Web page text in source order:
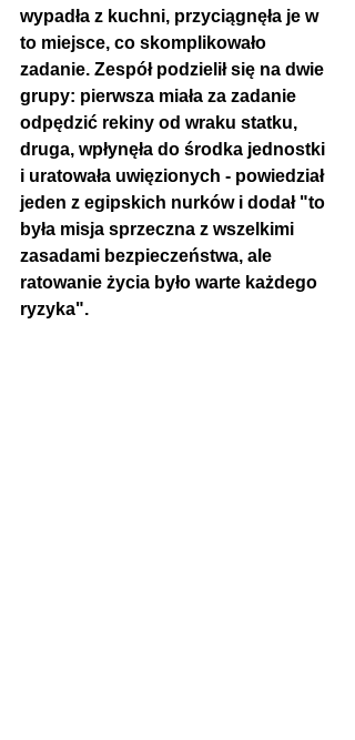
wypadła z kuchni, przyciągnęła je w
to miejsce, co skomplikowało
zadanie. Zespół podzielił się na dwie
grupy: pierwsza miała za zadanie
odpędzić rekiny od wraku statku,
druga, wpłynęła do środka jednostki
i uratowała uwięzionych - powiedział
jeden z egipskich nurków i dodał "to
była misja sprzeczna z wszelkimi
zasadami bezpieczeństwa, ale
ratowanie życia było warte każdego
ryzyka".